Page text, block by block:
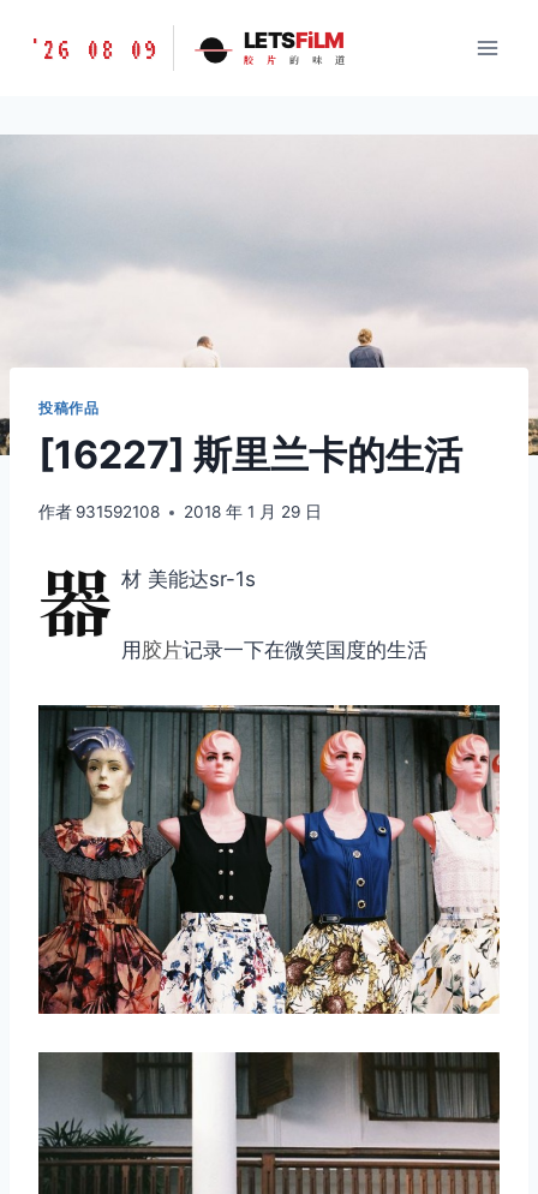
胶
味
'26 08 09 LETSFiLM
胶 片 的 味 道
投稿作品
[16227] 斯里兰卡的生活
作者 931592108 2018 年 1 月 29 日
器 材 美能达sr-1s
用 胶片记录一下在微笑国度的生活